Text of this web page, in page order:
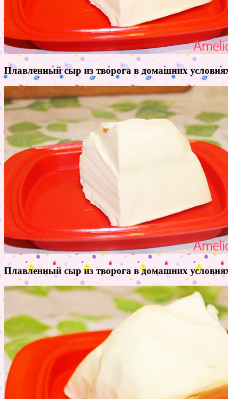
Плавленный сыр из творога в домашних
Плавленный сыр из творога в домашних